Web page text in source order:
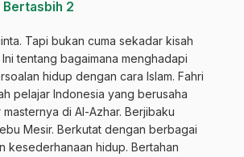
Bertasbih 2
Tapi bukan cuma sekadar kisah
tentang bagaimana menghadapi
hidup dengan cara Islam. Fahri
pelajar Indonesia yang berusaha
di Al-Azhar. Berjibaku
Mesir. Berkutat dengan berbagai
kesederhanaan hidup. Bertahan